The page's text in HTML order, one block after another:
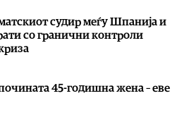
судир меѓу Шпанија и
со гранични контроли
45-годишна жена – еве